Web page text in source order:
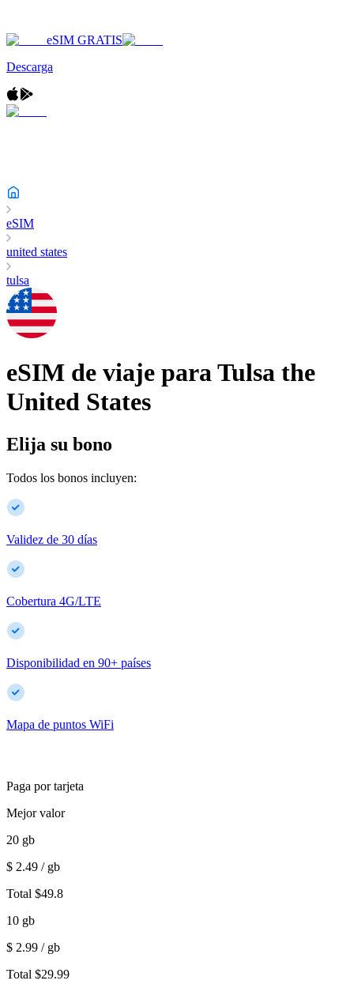
eSIM GRATIS
Descarga
eSIM
united states
tulsa
eSIM de viaje paraTulsa the
United States
Elija su bono
Todos los bonos incluyen:
Validez de 30 días
Cobertura 4G/LTE
Disponibilidad en 90+ países
Mapa de puntos WiFi
Paga por tarjeta
Mejor valor
20 gb
$ 2.49 / gb
Total $49.8
10 gb
$ 2.99 / gb
Total $29.99